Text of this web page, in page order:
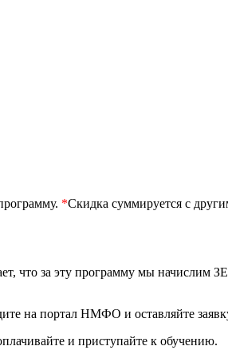
*Скидка суммируется с
за эту программу мы начислим
на портал НМФО и оставляйте
и приступайте к обучению.